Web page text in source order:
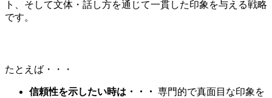
ト、そして文体・話し方を通じて一貫した印象を与える戦略
です。
たとえば・・・
信頼性を示したい時は・・・ 専門的で真面目な印象を